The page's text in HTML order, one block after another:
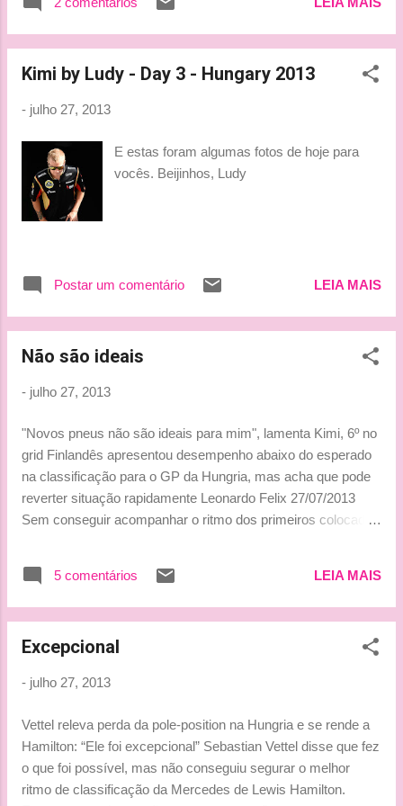
Kimi by Ludy - Day 3 - Hungary 2013
- julho 27, 2013
E estas foram algumas fotos de hoje para
vocês. Beijinhos, Ludy
Postar um comentário LEIA MAIS
Não são ideais
- julho 27, 2013
"Novos pneus não são ideais para mim", lamenta Kimi, 6º no
grid Finlandês apresentou desempenho abaixo do esperado
na classificação para o GP da Hungria, mas acha que pode
reverter situação rapidamente Leonardo Felix 27/07/2013
Sem conseguir acompanhar o ritmo dos primeiros colocados
não casou inteiramente com seu estilo de pilotagem, pelo
menos no circuito de Hungaroring. O terceiro colocado no
décima etapa da temporada, enquanto seu companheiro de
assim, o finlandês se disse mais contente com o resultado
tentou manter o otimismo em relação aos prognósticos para
a corrida. “Acho que [o resultado] é uma combinação dos
novos pneus, especialmente os dianteiros. Eles são u...
5 comentários LEIA MAIS
Excepcional
- julho 27, 2013
Vettel releva perda da pole-position na Hungria e se rende a
Hamilton: “Ele foi excepcional” Sebastian Vettel disse que fez
o que foi possível, mas não conseguiu segurar o melhor
ritmo de classificação da Mercedes de Lewis Hamilton.